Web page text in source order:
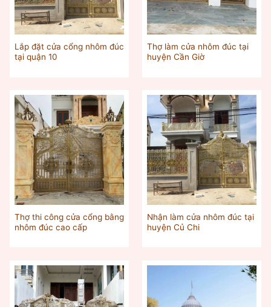
Lắp đặt cửa cổng nhôm đúc
tại quận 10
Thợ làm cửa nhôm đúc tại
huyện Cần Giờ
Thợ thi công cửa cổng bằng
nhôm đúc cao cấp
Nhận làm cửa nhôm đúc tại
huyện Củ Chi